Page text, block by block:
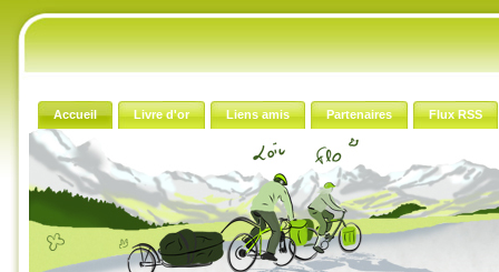
Accueil Livre d'or Liens amis Partenaires Flux RSS